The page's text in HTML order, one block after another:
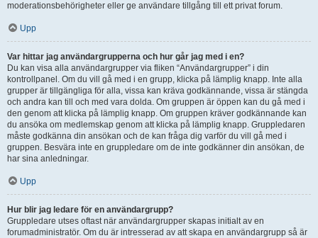
moderationsbehörigheter eller ge användare tillgång till ett privat forum.
Upp
Var hittar jag användargrupperna och hur går jag med i en?
Du kan visa alla användargrupper via fliken “Användargrupper” i din
kontrollpanel. Om du vill gå med i en grupp, klicka på lämplig knapp. Inte alla
grupper är tillgängliga för alla, vissa kan kräva godkännande, vissa är stängda
och andra kan till och med vara dolda. Om gruppen är öppen kan du gå med i
den genom att klicka på lämplig knapp. Om gruppen kräver godkännande kan
du ansöka om medlemskap genom att klicka på lämplig knapp. Gruppledaren
måste godkänna din ansökan och de kan fråga dig varför du vill gå med i
gruppen. Besvära inte en gruppledare om de inte godkänner din ansökan, de
har sina anledningar.
Upp
Hur blir jag ledare för en användargrupp?
Gruppledare utses oftast när användargrupper skapas initialt av en
forumadministratör. Om du är intresserad av att skapa en användargrupp så är